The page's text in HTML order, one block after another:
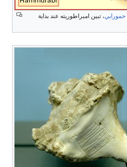
حمورابي، تبين امبراطوريته عند بداية